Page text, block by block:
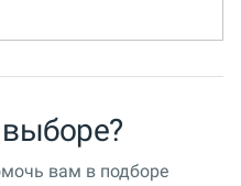
выборе?
вам в подборе